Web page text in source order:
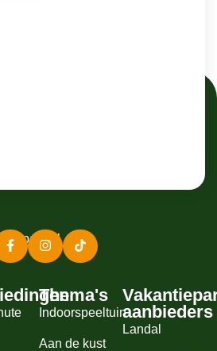
Thema's
Indoorspeeltuin
Aan de kust
aanbieders
Landal